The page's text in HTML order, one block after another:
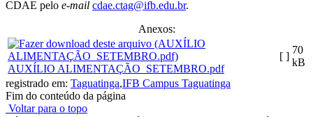
CDAE pelo e-mail cdae.ctag@ifb.edu.br.
Anexos:
AUXÍLIO ALIMENTAÇÃO_SETEMBRO.pdf
[ ]
70
kB
registrado em: Taguatinga,IFB Campus Taguatinga
Fim do conteúdo da página
Voltar para o topo